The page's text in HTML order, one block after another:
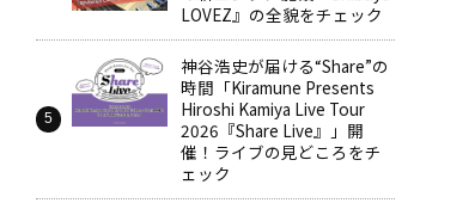
LOVEZ』の全貌をチェック
神谷浩史が届ける“Share”の
時間――「Kiramune Presents
Hiroshi Kamiya Live Tour
2026『Share Live』」開
催！ライブの見どころをチ
ェック